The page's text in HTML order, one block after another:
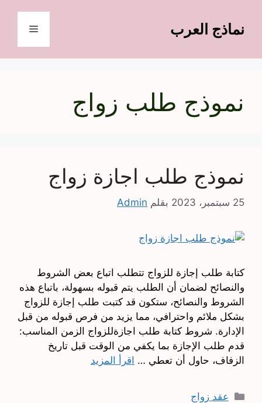
المحتوىنماذج العرب القائمة
نموذج طلب زواج
نموذج طلب اجازة زواج
25 سبتمبر، 2023 بقلم Admin
كتابة طلب إجازة للزواج تتطلب اتباع بعض الشروط
والنصائح لضمان أن الطلب يتم قبوله بسهولة، باتباع هذه
الشروط والنصائح، ستكون قد كتبت طلب إجازة للزواج
بشكل ملائم واحترافي، مما يزيد من فرص قبوله من قبل
الإدارة. شروط كتابة طلب اجازةللزواج الزمن المناسب:
قدم طلب الإجازة بما يكفي من الوقت قبل تاريخ
الزفاف، حاول أن تعطي … اقرأ المزيد
التصنيفات
عقد زواج